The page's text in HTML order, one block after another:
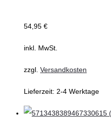
54,95 €
inkl. MwSt.
zzgl. Versandkosten
Lieferzeit: 2-4 Werktage